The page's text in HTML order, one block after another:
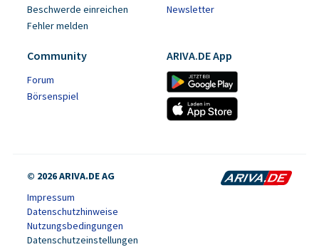
Beschwerde einreichen
Fehler melden
Newsletter
Community
Forum
Börsenspiel
ARIVA.DE App
© 2026 ARIVA.DE AG
Impressum
Datenschutzhinweise
Nutzungsbedingungen
Datenschutzeinstellungen